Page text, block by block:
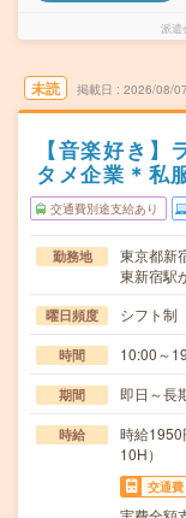
派遣
未読 掲載日 2026/08/07
【音楽好き
タメ企業＊私
交通費別途支給あり
勤務地
東京都新
東新宿駅
曜日頻度 シフト制
時間 10:00～
期間 即日～長
時給
時給
10H）
交通費